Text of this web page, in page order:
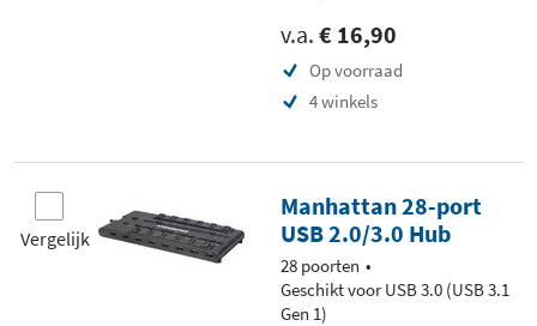
v.a. € 16,90
Op voorraad
4 winkels
Vergelijk
Manhattan 28-port
USB 2.0/3.0 Hub
28 poorten
Geschikt voor USB 3.0 (USB 3.1
Gen 1)